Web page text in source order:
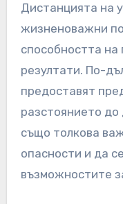
Дистанцията на
жизненоважни
способността на
резултати. По-
предоставят
разстоянието до
също толкова
опасности и да
възможностите